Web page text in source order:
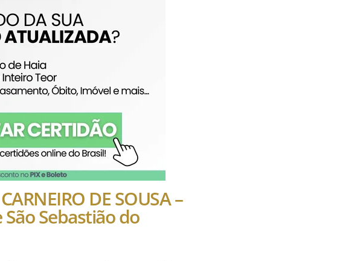
DE SOUSA –
Sebastião do